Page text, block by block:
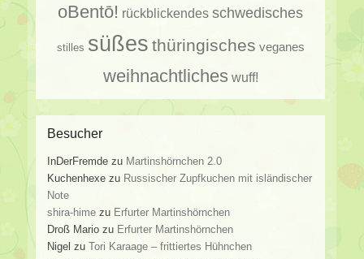
oBentō! rückblickendes schwedisches
stilles süßes thüringisches veganes
weihnachtliches wuff!
Besucher
InDerFremde zu Martinshörnchen 2.0
Kuchenhexe zu Russischer Zupfkuchen mit isländischer
Note
shira-hime zu Erfurter Martinshörnchen
Droß Mario zu Erfurter Martinshörnchen
Nigel zuTori Karaage – frittiertes Hühnchen